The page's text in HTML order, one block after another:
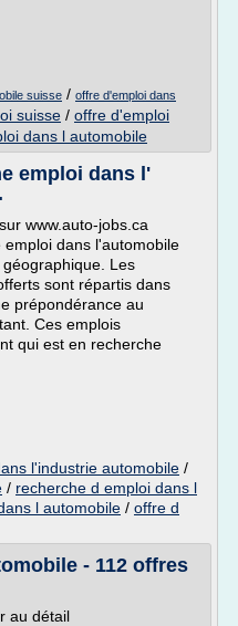
suisse / offre d'emploi dans
suisse / offre d'emploi
dans l automobile
emploi dans l'
www.auto-jobs.ca
dans l'automobile
Les
sont répartis dans
prépondérance au
Ces emplois
qui est en recherche
l'industrie automobile /
/ recherche d emploi dans l
l automobile / offre d
- 112 offres
au détail